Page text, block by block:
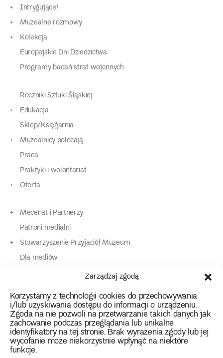
Zarządzaj zgodą
Korzystamy z technologii cookies do przechowywania
i/lub uzyskiwania dostępu do informacji o urządzeniu.
Zgoda na nie pozwoli na przetwarzanie takich danych jak
zachowanie podczas przeglądania lub unikalne
identyfikatory na tej stronie. Brak wyrażenia zgody lub jej
wycofanie może niekorzystnie wpłynąć na niektóre
funkcje.
Intrygujące!
Muzealne rozmowy
Kolekcja
Europejskie Dni Dziedzictwa
Programy badań strat wojennych
Roczniki Sztuki Śląskiej
Edukacja
Sklep/Księgarnia
Muzealnicy polecają
Praca
Praktyki i wolontariat
Oferta
Mecenat i Partnerzy
Patroni medialni
Stowarzyszenie Przyjaciół Muzeum
Dla mediów
Dla osób o specjalnych potrzebach
Kontakt
instagram
twitterfacebookyoutube
tiktok